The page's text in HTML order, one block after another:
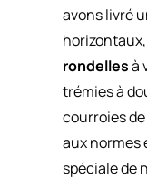
avons livré
rondellesà
trémies à
courroies
aux normes
spéciale de